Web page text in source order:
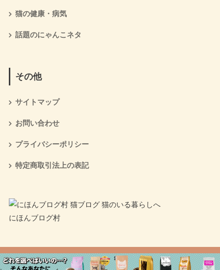
猫の健康・病気
話題のにゃんこネタ
その他
サイトマップ
お問い合わせ
プライバシーポリシー
特定商取引法上の表記
にほんブログ村
HOME